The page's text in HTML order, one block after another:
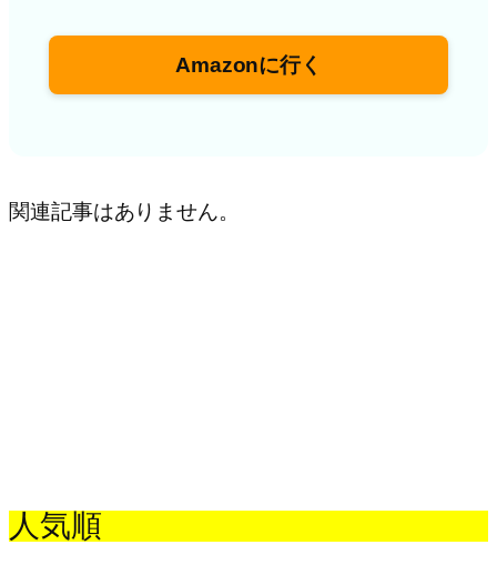
Amazonに行く
関連記事はありません。
人気順